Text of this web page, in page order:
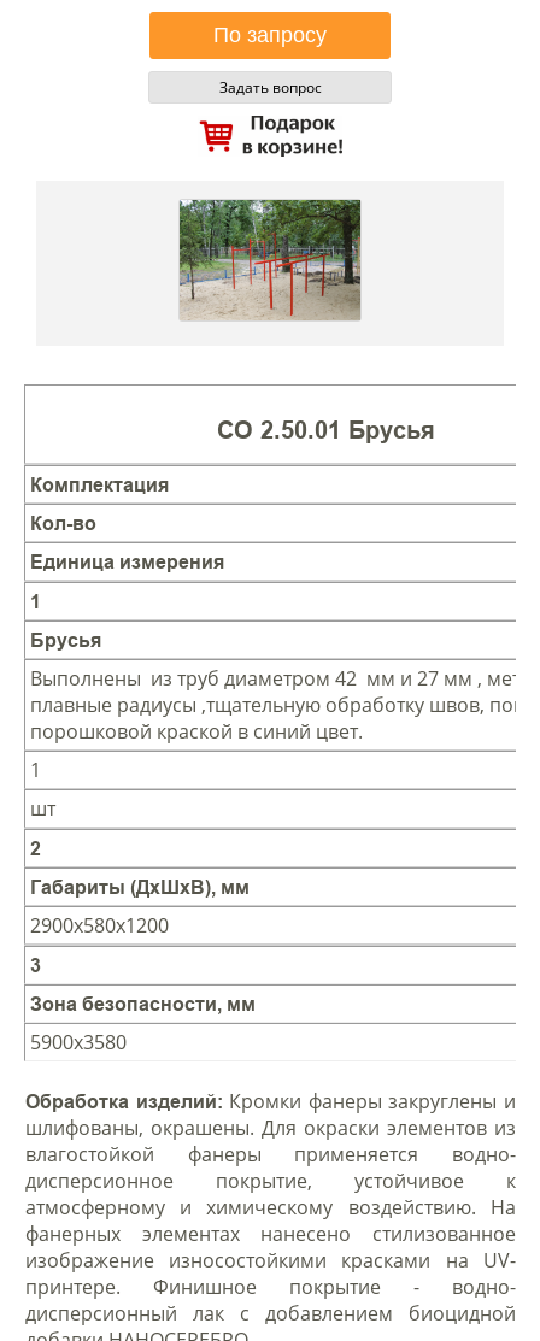
Задать вопрос
СО 2.50.01 Брусья
Комплектация
Кол-во
Единица измерения
1
Брусья
Выполнены из труб диаметром 42 мм и 27 мм ,
плавные радиусы ,тщательную обработку швов,
порошковой краской в синий цвет.
1
шт
2
Габариты (ДхШхВ), мм
2900х580х1200
3
Зона безопасности, мм
5900х3580
Обработка изделий: Кромки фанеры закруглены и
шлифованы, окрашены. Для окраски элементов из
влагостойкой фанеры применяется водно-
дисперсионное покрытие, устойчивое к
атмосферному и химическому воздействию. На
фанерных элементах нанесено стилизованное
изображение износостойкими красками на UV-
принтере. Финишное покрытие - водно-
дисперсионный лак с добавлением биоцидной